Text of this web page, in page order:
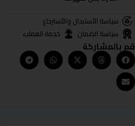
سياسة الأستبدال والأسترجاع
سياسة الضمان
خدمة العملاء
قم بالمشاركة